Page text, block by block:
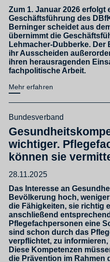
Zum 1. Januar 2026 erfolgt
Geschäftsführung des
Berninger scheidet aus
übernimmt die
Lehmacher-Dubberke.
ihr Ausscheiden
ihren herausragenden
fachpolitische Arbeit.
Mehr erfahren
Bundesverband
wichtiger.
können sie
28.11.2025
Das Interesse an
Bevölkerung hoch,
die Fähigkeiten, sie richtig
anschließend
Pflegefachpersonen eine
sind schon durch das
verpflichtet, zu
Diese Kompetenzen
die Prävention im Rahmen